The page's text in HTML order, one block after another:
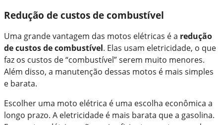
Redução de custos de combustível
Uma grande vantagem das motos elétricas é a redução
de custos de combustível. Elas usam eletricidade, o que
faz os custos de “combustível” serem muito menores.
Além disso, a manutenção dessas motos é mais simples
e barata.
Escolher uma moto elétrica é uma escolha econômica a
longo prazo. A eletricidade é mais barata que a gasolina.